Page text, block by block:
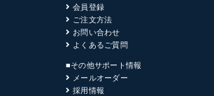
会員登録
ご注文方法
お問い合わせ
よくあるご質問
■その他サポート情報
メールオーダー
採用情報